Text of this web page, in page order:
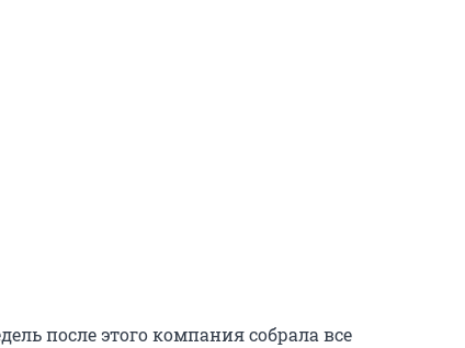
после этого компания собрала все